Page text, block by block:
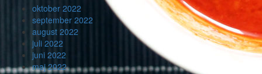
oktober 2022
september 2022
august 2022
juli 2022
juni 2022
maj 2022